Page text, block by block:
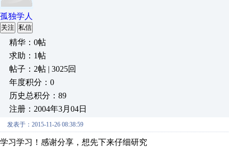
孤独学人
关注 私信
精华：0帖
求助：1帖
帖子：2帖 | 3025回
年度积分：0
历史总积分：89
注册：2004年3月04日
发表于：2015-11-26 08:38:59
学习学习！感谢分享，想先下来仔细研究